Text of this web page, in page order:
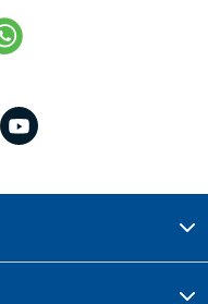
Nogalera.